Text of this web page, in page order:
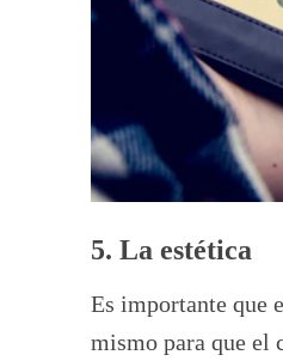
5. La estética
Es importante que
mismo para que el